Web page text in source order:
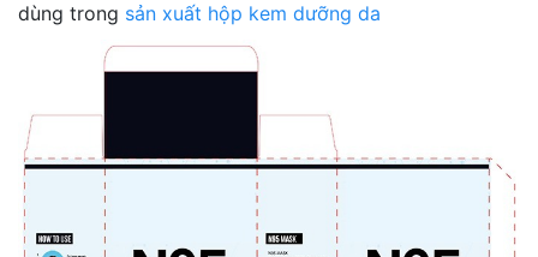
dùng trong sản xuất hộp kem dưỡng da